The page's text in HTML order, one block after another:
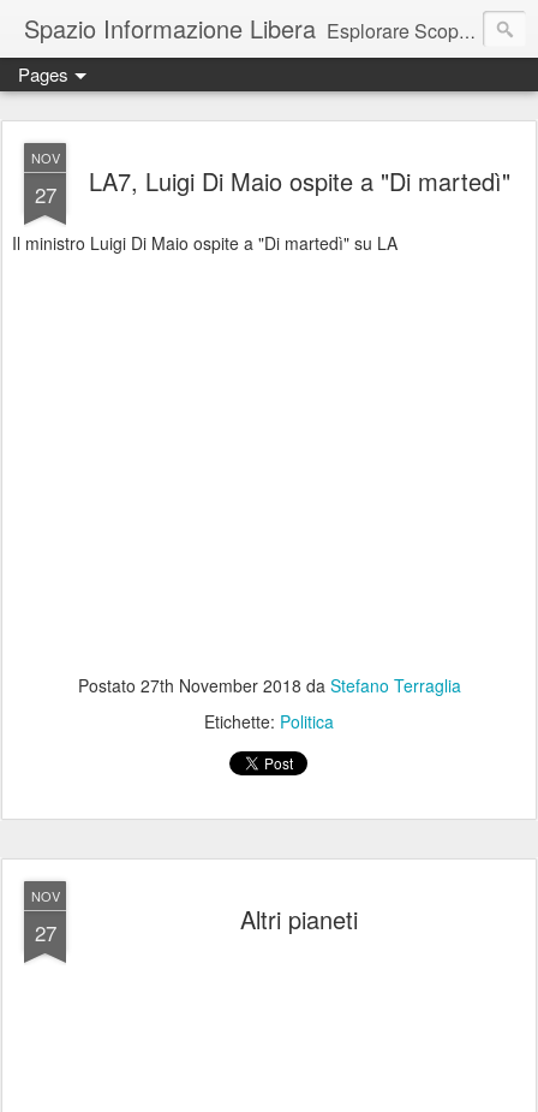
Spazio Informazione Libera Esplorare Scoprire Creare
Escursioni, viaggi, arte, tecnologia, attualità
Pages
NOV
27 LA7, Luigi Di Maio ospite a "Di martedì"
Il ministro Luigi Di Maio ospite a "Di martedì" su LA
Postato 27th November 2018 da Stefano Terraglia
Etichette: Politica
NOV
27 Altri pianeti